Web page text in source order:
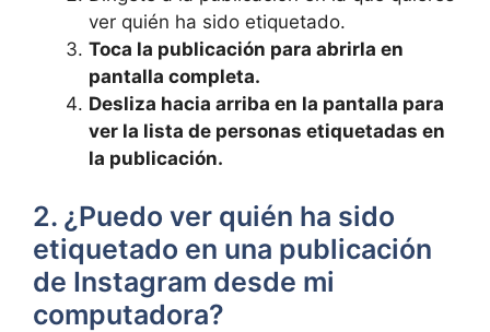
ver quién ha sido⁣ etiquetado.
Toca la publicación​ para abrirla en
pantalla completa.
Desliza hacia arriba​ en ‍la⁤ pantalla para
ver la lista de personas etiquetadas en
la publicación.
2. ¿Puedo ver quién ha sido
etiquetado en una ​publicación
de Instagram desde mi
computadora?